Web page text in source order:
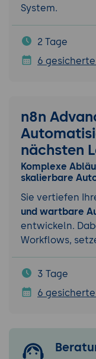
System.
2 Tage
6
n8n
nächsten
Komplexe
skalierbare
Sie vertiefen
und wartbare
entwickeln.
Workflows,
3 Tage
6